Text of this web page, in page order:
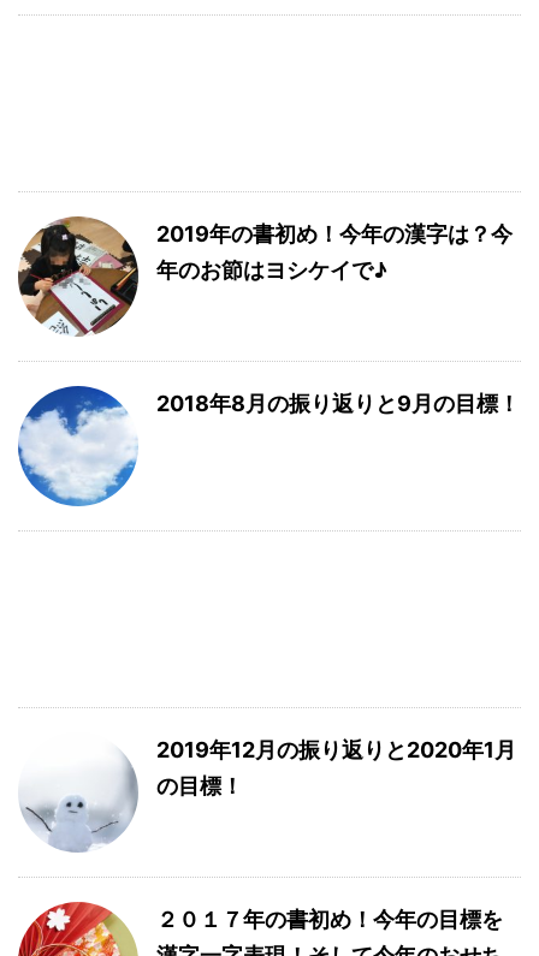
2019年の書初め！今年の漢字は？今
年のお節はヨシケイで♪
2018年8月の振り返りと9月の目標！
2019年12月の振り返りと2020年1月
の目標！
２０１７年の書初め！今年の目標を